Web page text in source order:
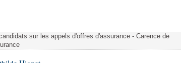
sur les appels d'offres d'assurance - Carence de